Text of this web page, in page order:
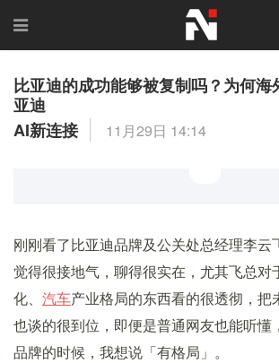
比亚迪的成功能够被复制吗？为何海
亚迪
AI新连接
11月29日 14:14
刚刚看了比亚迪品牌及公关处总经理李云
觉得很接地气，聊得很实在，尤其飞总对
化、 汽车产业格局的东西看的很透彻，把
也谈的很到位，即便是普通网友也能听懂
品牌的时候，我想说「有格局」。